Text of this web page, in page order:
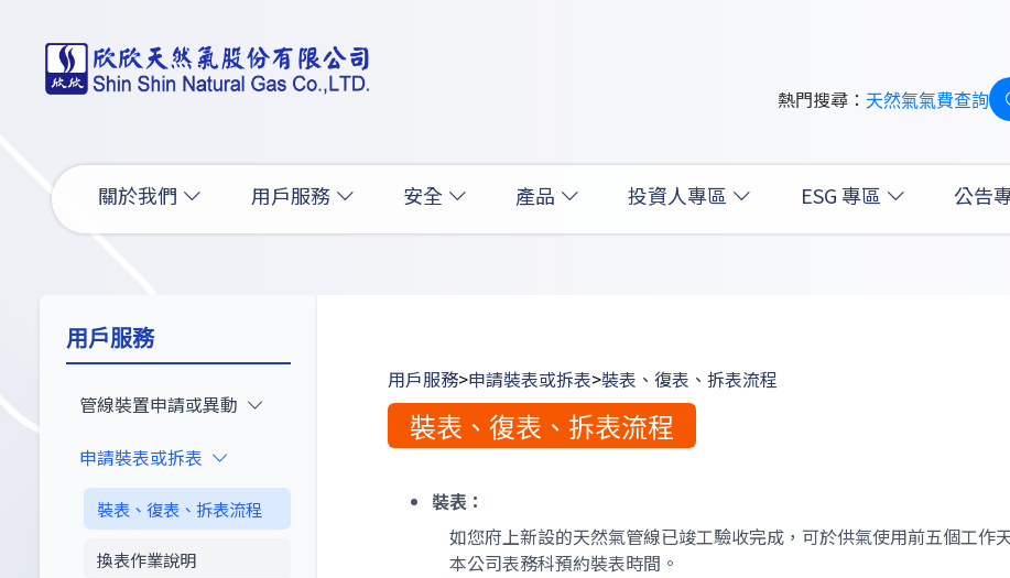
熱門搜尋： 天然氣氣費查詢
關於我們 用戶服務 安全 產品 投資人專區 ESG 專區 公告
用戶服務
管線裝置申請或異動
申請裝表或拆表
裝表、復表、拆表流程
換表作業說明
用戶服務>申請裝表或拆表>裝表、復表、拆表流程
裝表、復表、拆表流程
裝表：
如您府上新設的天然氣管線已竣工驗收完成，可於供氣使用前五個工
本公司表務科預約裝表時間。